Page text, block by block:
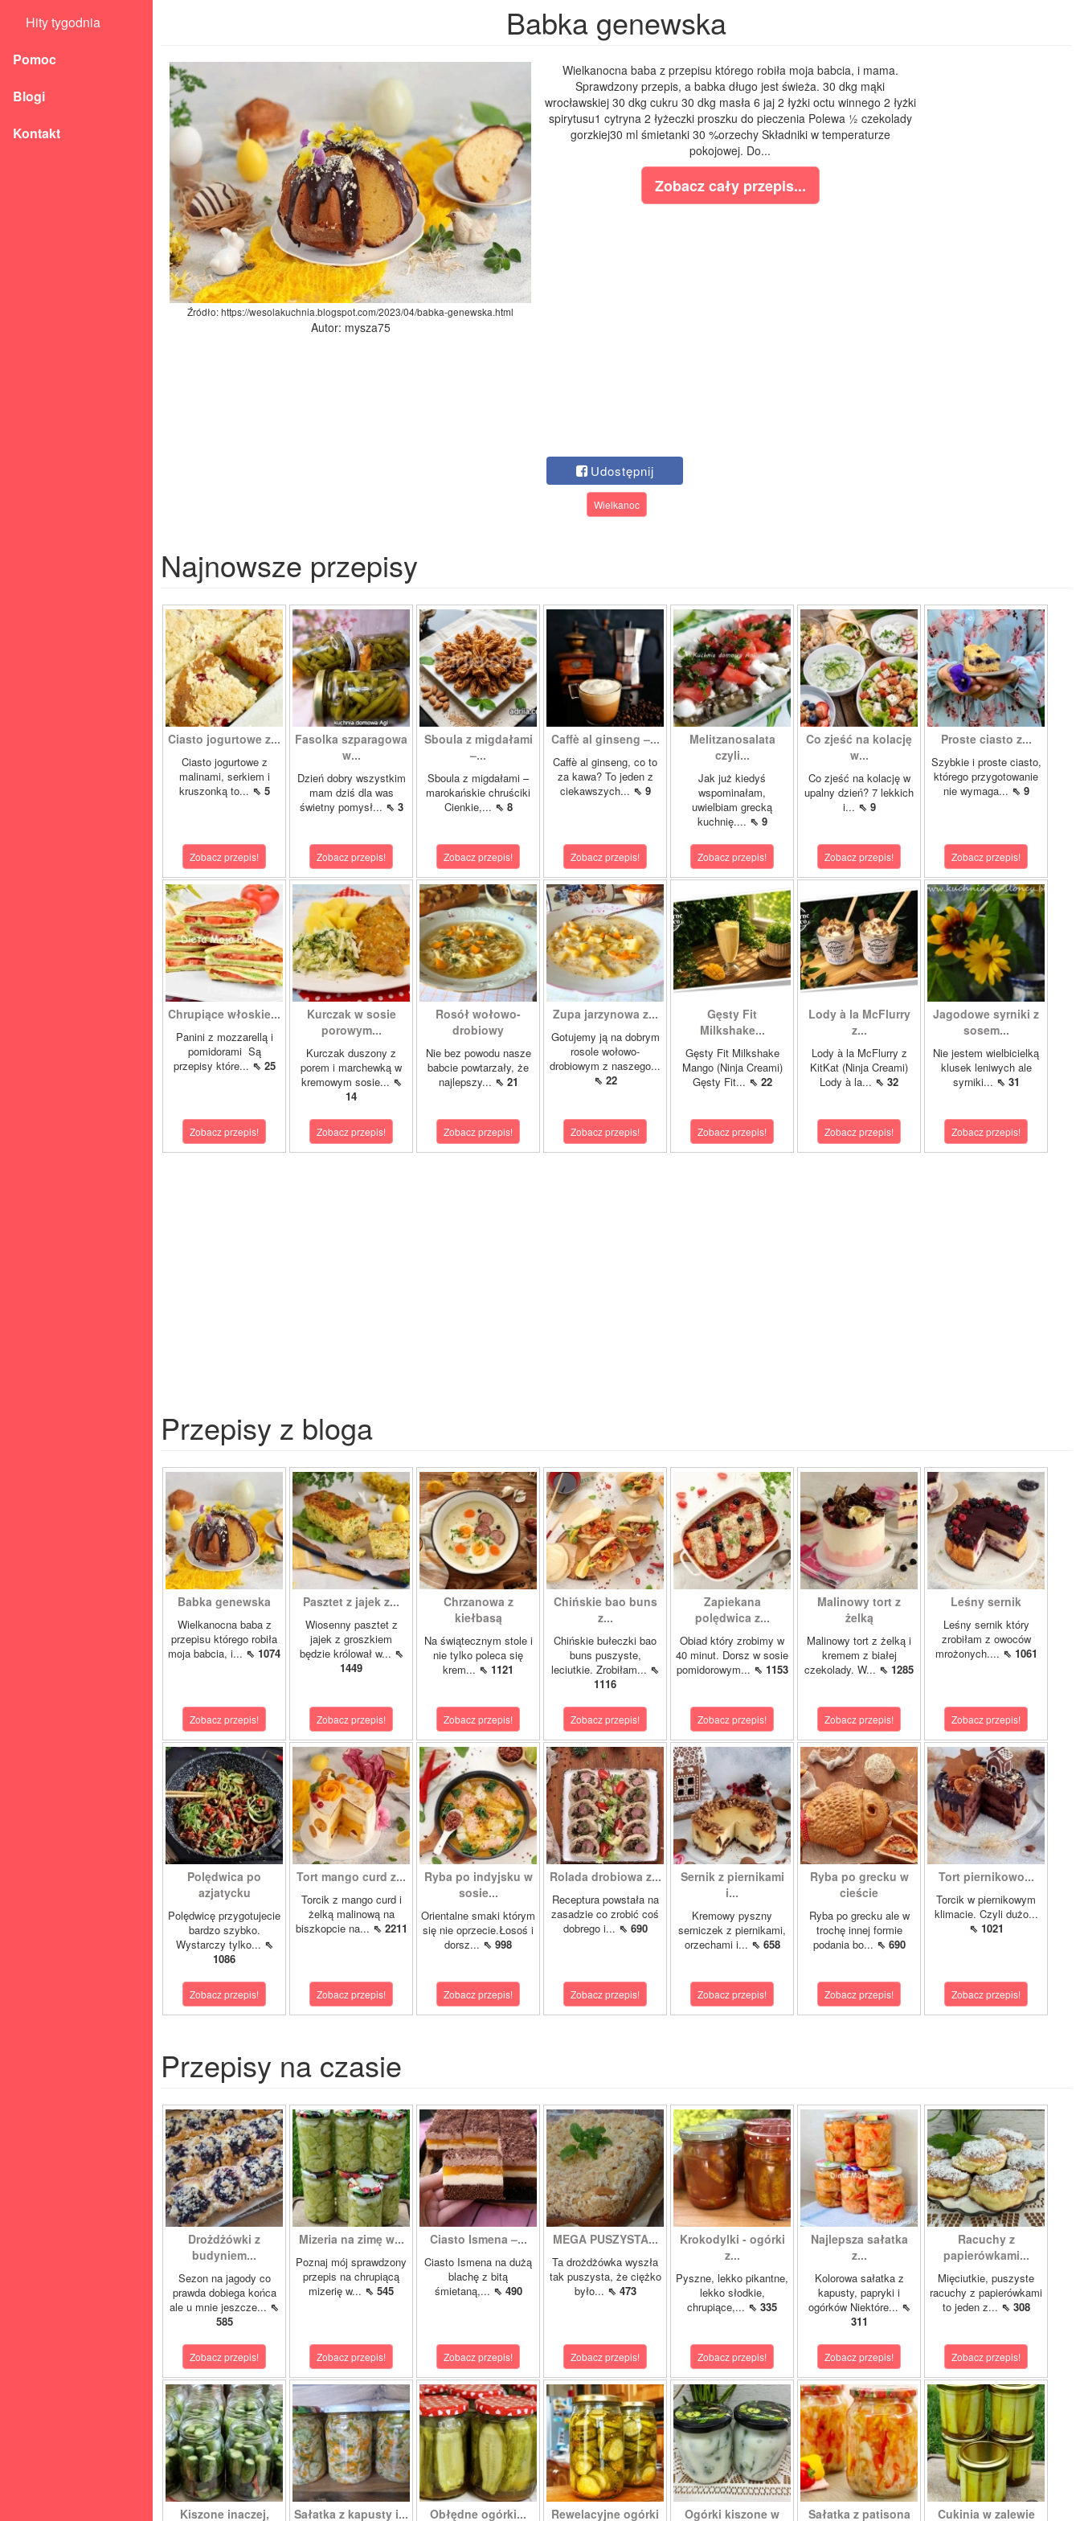
Hity tygodnia
Pomoc
Blogi
Kontakt
Babka genewska
Źródło: https://wesolakuchnia.blogspot.com/2023/04/babka-genewska.html
Autor: mysza75
Wielkanocna baba z przepisu którego robiła moja babcia, i mama.
Sprawdzony przepis, a babka długo jest świeża. 30 dkg mąki
wrocławskiej 30 dkg cukru 30 dkg masła 6 jaj 2 łyżki octu winnego 2 łyżki
spirytusu1 cytryna 2 łyżeczki proszku do pieczenia Polewa ½ czekolady
gorzkiej30 ml śmietanki 30 %orzechy Składniki w temperaturze
pokojowej. Do...
Zobacz cały przepis...
Udostępnij
Wielkanoc
Najnowsze przepisy
Ciasto jogurtowe z...
Ciasto jogurtowe z
malinami, serkiem i
kruszonką to... ⇖ 5
Zobacz przepis!
Fasolka szparagowa
w...
Dzień dobry wszystkim
mam dziś dla was
świetny pomysł... ⇖ 3
Zobacz przepis!
Sboula z migdałami
–...
Sboula z migdałami –
marokańskie chruściki
Cienkie,... ⇖ 8
Zobacz przepis!
Caffè al ginseng –...
Caffè al ginseng, co to
za kawa? To jeden z
ciekawszych... ⇖ 9
Zobacz przepis!
Melitzanosalata
czyli...
Jak już kiedyś
wspominałam,
uwielbiam grecką
kuchnię.... ⇖ 9
Zobacz przepis!
Co zjeść na kolację
w...
Co zjeść na kolację w
upalny dzień? 7 lekkich
i... ⇖ 9
Zobacz przepis!
Proste ciasto z...
Szybkie i proste ciasto,
którego przygotowanie
nie wymaga... ⇖ 9
Zobacz przepis!
Chrupiące włoskie...
Panini z mozzarellą i
pomidorami Są
przepisy które... ⇖ 25
Zobacz przepis!
Kurczak w sosie
porowym...
Kurczak duszony z
porem i marchewką w
kremowym sosie... ⇖
14
Zobacz przepis!
Rosół wołowo-
drobiowy
Nie bez powodu nasze
babcie powtarzały, że
najlepszy... ⇖ 21
Zobacz przepis!
Zupa jarzynowa z...
Gotujemy ją na dobrym
rosole wołowo-
drobiowym z naszego...
⇖ 22
Zobacz przepis!
Gęsty Fit
Milkshake...
Gęsty Fit Milkshake
Mango (Ninja Creami)
Gęsty Fit... ⇖ 22
Zobacz przepis!
Lody à la McFlurry
z...
Lody à la McFlurry z
KitKat (Ninja Creami)
Lody à la... ⇖ 32
Zobacz przepis!
Jagodowe syrniki z
sosem...
Nie jestem wielbicielką
klusek leniwych ale
syrniki... ⇖ 31
Zobacz przepis!
Przepisy z bloga
Babka genewska
Wielkanocna baba z
przepisu którego robiła
moja babcia, i... ⇖ 1074
Zobacz przepis!
Pasztet z jajek z...
Wiosenny pasztet z
jajek z groszkiem
będzie królował w... ⇖
1449
Zobacz przepis!
Chrzanowa z
kiełbasą
Na świątecznym stole i
nie tylko poleca się
krem... ⇖ 1121
Zobacz przepis!
Chińskie bao buns
z...
Chińskie bułeczki bao
buns puszyste,
leciutkie. Zrobiłam... ⇖
1116
Zobacz przepis!
Zapiekana
polędwica z...
Obiad który zrobimy w
40 minut. Dorsz w sosie
pomidorowym... ⇖ 1153
Zobacz przepis!
Malinowy tort z
żelką
Malinowy tort z żelką i
kremem z białej
czekolady. W... ⇖ 1285
Zobacz przepis!
Leśny sernik
Leśny sernik który
zrobiłam z owoców
mrożonych.... ⇖ 1061
Zobacz przepis!
Polędwica po
azjatycku
Polędwicę przygotujecie
bardzo szybko.
Wystarczy tylko... ⇖
1086
Zobacz przepis!
Tort mango curd z...
Torcik z mango curd i
żelką malinową na
biszkopcie na... ⇖ 2211
Zobacz przepis!
Ryba po indyjsku w
sosie...
Orientalne smaki którym
się nie oprzecie.Łosoś i
dorsz... ⇖ 998
Zobacz przepis!
Rolada drobiowa z...
Receptura powstała na
zasadzie co zrobić coś
dobrego i... ⇖ 690
Zobacz przepis!
Sernik z piernikami
i...
Kremowy pyszny
serniczek z piernikami,
orzechami i... ⇖ 658
Zobacz przepis!
Ryba po grecku w
cieście
Ryba po grecku ale w
trochę innej formie
podania bo... ⇖ 690
Zobacz przepis!
Tort piernikowo...
Torcik w piernikowym
klimacie. Czyli dużo...
⇖ 1021
Zobacz przepis!
Przepisy na czasie
Drożdżówki z
budyniem...
Sezon na jagody co
prawda dobiega końca
ale u mnie jeszcze... ⇖
585
Zobacz przepis!
Mizeria na zimę w...
Poznaj mój sprawdzony
przepis na chrupiącą
mizerię w... ⇖ 545
Zobacz przepis!
Ciasto Ismena –...
Ciasto Ismena na dużą
blachę z bitą
śmietaną,... ⇖ 490
Zobacz przepis!
MEGA PUSZYSTA...
Ta drożdżówka wyszła
tak puszysta, że ciężko
było... ⇖ 473
Zobacz przepis!
Krokodylki - ogórki
z...
Pyszne, lekko pikantne,
lekko słodkie,
chrupiące,... ⇖ 335
Zobacz przepis!
Najlepsza sałatka
z...
Kolorowa sałatka z
kapusty, papryki i
ogórków Niektóre... ⇖
311
Zobacz przepis!
Racuchy z
papierówkami...
Mięciutkie, puszyste
racuchy z papierówkami
to jeden z... ⇖ 308
Zobacz przepis!
Kiszone inaczej, Sałatka z kapusty i... Obłędne ogórki... Rewelacyjne ogórki Ogórki kiszone w Sałatka z patisona Cukinia w zalewie